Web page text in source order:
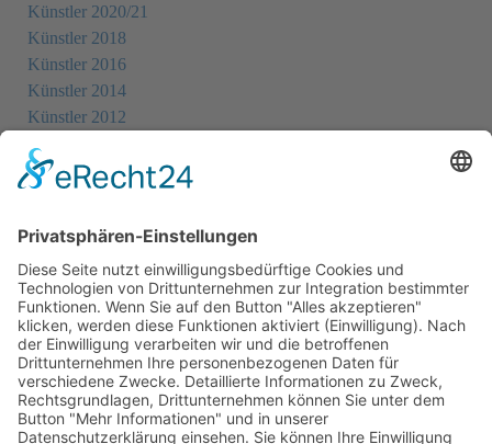
Künstler 2020/21
Künstler 2018
Künstler 2016
Künstler 2014
Künstler 2012
Künstler 2008
Künstler 2004
Alle Ausstellungsorte
Cookie-Einstellungen